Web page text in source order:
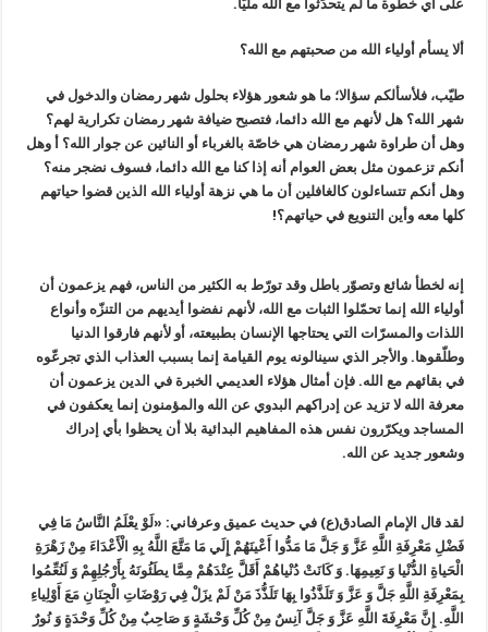
على أي خطوة ما لم يتحدّثوا مع اللّه مليّا.
ألا يسأم أولياء الله من صحبتهم مع الله؟
طيّب، فلأسألكم سؤالا؛ ما هو شعور هؤلاء بحلول شهر رمضان والدخول في
شهر الله؟ هل لأنهم مع الله دائما، فتصبح ضيافة شهر رمضان تكرارية لهم؟
وهل أن طراوة شهر رمضان هي خاصّة بالغرباء أو النائين عن جوار الله؟ أ وهل
أنكم تزعمون مثل بعض العوام أنه إذا كنا مع الله دائما، فسوف نضجر منه؟
وهل أنكم تتساءلون كالغافلين أن ما هي نزهة أولياء الله الذين قضوا حياتهم
كلها معه وأين التنويع في حياتهم؟!
إنه لخطأ شائع وتصوّر باطل وقد تورّط به الكثير من الناس، فهم يزعمون أن
أولياء الله إنما تحمّلوا الثبات مع الله، لأنهم نفضوا أيديهم من التنزّه وأنواع
اللذات والمسرّات التي يحتاجها الإنسان بطبيعته، أو لأنهم فارقوا الدنيا
وطلّقوها. والأجر الذي سينالونه يوم القيامة إنما بسبب العذاب الذي تجرعّوه
في بقائهم مع الله. فإن أمثال هؤلاء العديمي الخبرة في الدين يزعمون أن
معرفة الله لا تزيد عن إدراكهم البدوي عن الله والمؤمنون إنما يعكفون في
المساجد ويكرّرون نفس هذه المفاهيم البدائية بلا أن يحظوا بأي إدراك
وشعور جديد عن الله.
لقد قال الإمام الصادق(ع) في حديث عميق وعرفاني: «لَوْ يعْلَمُ النَّاسُ مَا فِي
فَضْلِ مَعْرِفَةِ اللَّهِ عَزَّ وَ جَلَّ مَا مَدُّوا أَعْينَهُمْ إِلَي مَا مَتَّعَ اللَّهُ بِهِ الْأَعْدَاءَ مِنْ زَهْرَةِ
الْحَياةِ الدُّنْيا وَ نَعِيمِهَا. وَ کَانَتْ دُنْياهُمْ أَقَلَّ عِنْدَهُمْ مِمَّا يطَئُونَهُ بِأَرْجُلِهِمْ وَ لَنُعِّمُوا
بِمَعْرِفَةِ اللَّهِ جَلَّ وَ عَزَّ وَ تَلَذَّذُوا بِهَا تَلَذُّذَ مَنْ لَمْ يزَلْ فِي رَوْضَاتِ الْجِنَانِ مَعَ أَوْلِياءِ
اللَّهِ. إِنَّ مَعْرِفَةَ اللَّهِ عَزَّ وَ جَلَّ آنِسٌ مِنْ کُلِّ وَحْشَةٍ وَ صَاحِبٌ مِنْ کُلِّ وَحْدَةٍ وَ نُورٌ